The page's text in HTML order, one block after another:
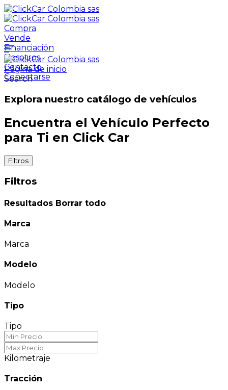
Compra
Vende
Financiación
Nosotros
Contacto
Conectarse
Página de inicio
Search
Explora nuestro catálogo de vehículos
Encuentra el Vehículo Perfecto
para Ti en Click Car
Filtros
Filtros
Resultados Borrar todo
Marca
Marca
Modelo
Modelo
Tipo
Tipo
Kilometraje
Tracción